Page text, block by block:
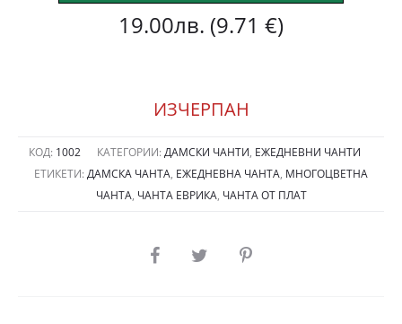
19.00лв. (9.71 €)
ИЗЧЕРПАН
КОД: 1002 КАТЕГОРИИ: ДАМСКИ ЧАНТИ, ЕЖЕДНЕВНИ ЧАНТИ
ЕТИКЕТИ: ДАМСКА ЧАНТА, ЕЖЕДНЕВНА ЧАНТА, МНОГОЦВЕТНА
ЧАНТА, ЧАНТА ЕВРИКА, ЧАНТА ОТ ПЛАТ
SHARE